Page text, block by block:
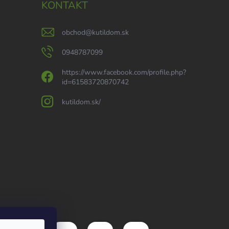
KONTAKT
obchod@kutildom.sk
0948787099
https://www.facebook.com/profile.php?
id=61583720870742
kutildom.sk/